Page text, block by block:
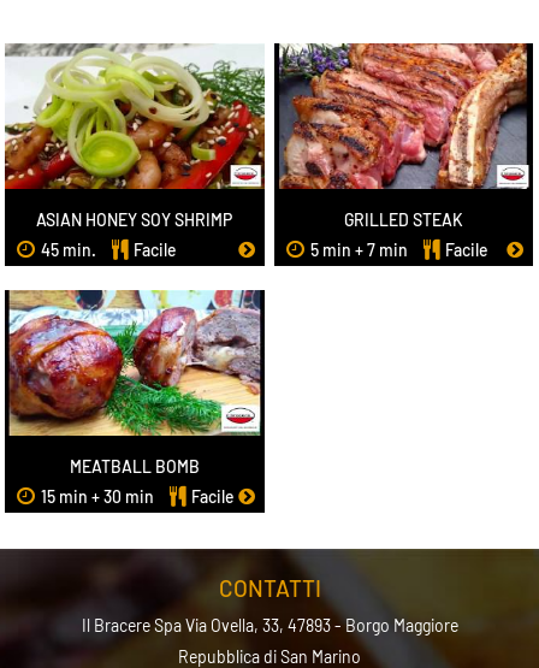
ASIAN HONEY SOY SHRIMP
45 min.
Facile
GRILLED STEAK
5 min + 7 min
Facile
MEATBALL BOMB
15 min + 30 min
Facile
CONTATTI
Il Bracere SpaVia Ovella, 33, 47893 - Borgo Maggiore
Repubblica di San Marino